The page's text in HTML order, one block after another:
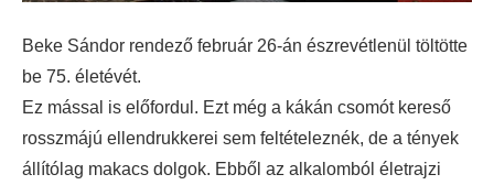
Beke Sándor rendező február 26-án észrevétlenül töltötte
be 75. életévét.
Ez mással is előfordul. Ezt még a kákán csomót kereső
rosszmájú ellendrukkerei sem feltételeznék, de a tények
állítólag makacs dolgok. Ebből az alkalomból életrajzi